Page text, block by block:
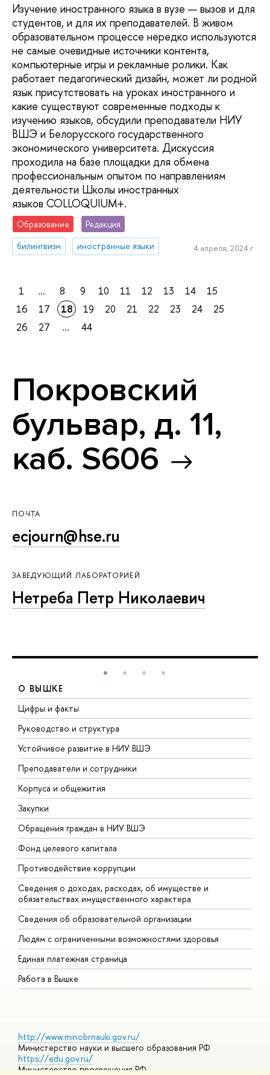
Изучение иностранного языка в вузе — вызов и для
студентов, и для их преподавателей. В живом
образовательном процессе нередко используются
не самые очевидные источники контента,
компьютерные игры и рекламные ролики. Как
работает педагогический дизайн, может ли родной
язык присутствовать на уроках иностранного и
какие существуют современные подходы к
изучению языков, обсудили преподаватели НИУ
ВШЭ и Белорусского государственного
экономического университета. Дискуссия
проходила на базе площадки для обмена
профессиональным опытом по направлениям
деятельности Школы иностранных
языков COLLOQUIUM+.
Образование
Редакция
билингвизм
иностранные языки 4 апреля, 2024 г.
1 ... 8 9 10 11 12 13 14
15
16
17 18 19 20 21 22 23 24
25
26
27 ... 44
Покровский
бульвар, д. 11,
каб. S606
ПОЧТА
ecjourn@hse.ru
ЗАВЕДУЮЩИЙ ЛАБОРАТОРИЕЙ
Нетреба Петр Николаевич
О ВЫШКЕ
Цифры и факты
Руководство и структура
Устойчивое развитие в НИУ ВШЭ
Преподаватели и сотрудники
Корпуса и общежития
Закупки
Обращения граждан в НИУ ВШЭ
Фонд целевого капитала
Противодействие коррупции
Сведения о доходах, расходах, об имуществе и
обязательствах имущественного характера
Сведения об образовательной организации
Людям с ограниченными возможностями здоровья
Единая платежная страница
Работа в Вышке
http://www.minobrnauki.gov.ru/
Министерство науки и высшего образования РФ
https://edu.gov.ru/
Министерство просвещения РФ